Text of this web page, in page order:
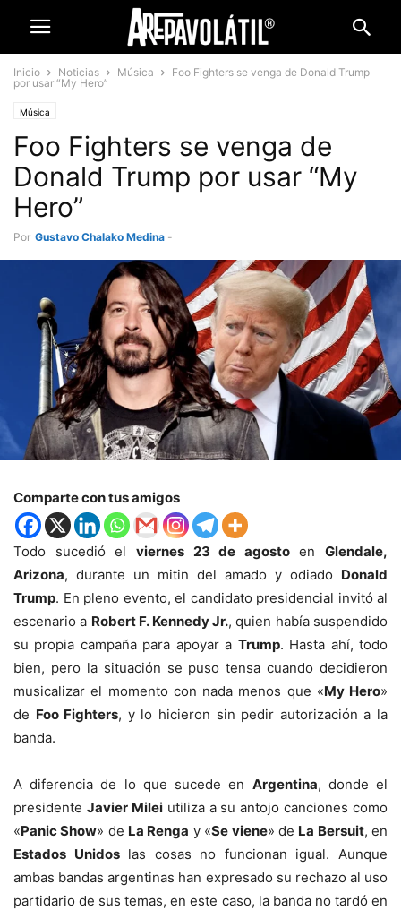
Inicio Noticias Música
Foo Fighters se venga de Donald Trump
por usar “My Hero”
Música
Foo Fighters se venga de
Donald Trump por usar “My
Hero”
Por Gustavo Chalako Medina -
Comparte con tus amigos
Todo sucedió el viernes 23 de agostoen Glendale,
Arizona, durante un mitin del amado y odiado Donald
Trump. En pleno evento, el candidato presidencial invitó al
escenario a Robert F. Kennedy Jr., quien había suspendido
su propia campaña para apoyar a Trump. Hasta ahí, todo
bien, pero la situación se puso tensa cuando decidieron
musicalizar el momento con nada menos que «My Hero»
de Foo Fighters, y lo hicieron sin pedir autorización a la
banda.
A diferencia de lo que sucede en Argentina, donde el
presidente Javier Mileiutiliza a su antojo canciones como
«Panic Show» de La Renga y «Se viene» de La Bersuit, en
Estados Unidoslas cosas no funcionan igual. Aunque
ambas bandas argentinas han expresado su rechazo al uso
partidario de sus temas, en este caso, la banda no tardó en